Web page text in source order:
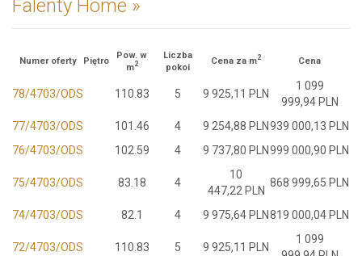
Falenty Home »
Numer oferty Piętro
Pow. w
m2
Liczba
pokoi
Cena za m2 Cena
78/4703/ODS 110.83 5 9 925,11 PLN
1 099
999,94 PLN
77/4703/ODS
101.46 4 9 254,88 PLN939 000,13 PLN
76/4703/ODS
102.59 4 9 737,80 PLN999 000,90 PLN
75/4703/ODS 83.18 4
10
447,22 PLN
868 999,65 PLN
74/4703/ODS 82.1 4 9 975,64 PLN819 000,04 PLN
72/4703/ODS 110.83 5 9 925,11 PLN
1 099